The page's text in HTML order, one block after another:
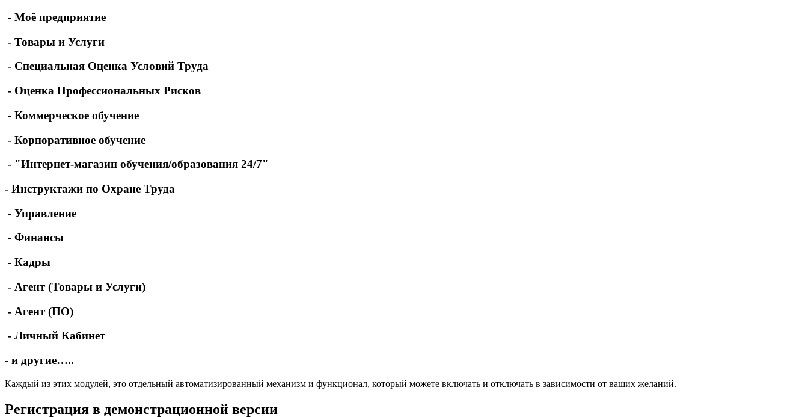
- Моё предприятие
- Товары и Услуги
- Специальная Оценка Условий Труда
- Оценка Профессиональных Рисков
- Коммерческое обучение
- Корпоративное обучение
- "Интернет-магазин обучения/образования 24/7"
- Инструктажи по Охране Труда
- Управление
- Финансы
- Кадры
- Агент (Товары и Услуги)
- Агент (ПО)
- Личный Кабинет
- и другие…..
Каждый из этих модулей, это отдельный автоматизированный механизм и функционал, который можете включать и отключать в зависимости от ваших желаний.
Регистрация в демонстрационной версии